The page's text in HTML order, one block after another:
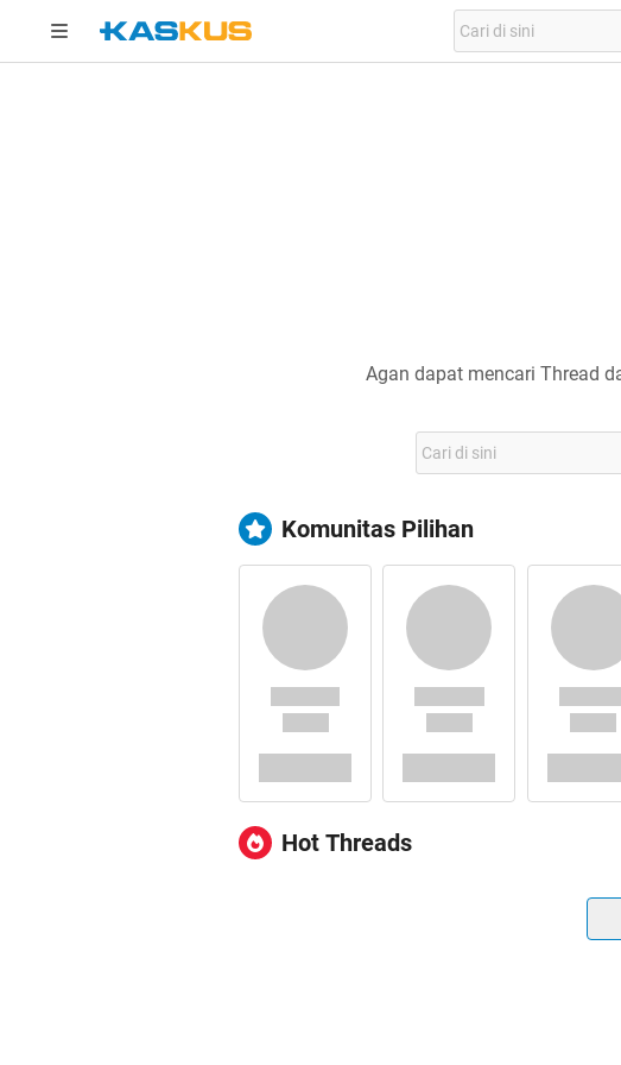
Agan dapat mencari Thread
Komunitas Pilihan
Hot Threads